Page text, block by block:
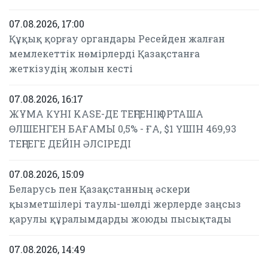
07.08.2026, 17:00
Құқық қорғау органдары Ресейден жалған
мемлекеттік нөмірлерді Қазақстанға
жеткізудің жолын кесті
07.08.2026, 16:17
ЖҰМА КҮНІ KASE-ДЕ ТЕҢГЕНІҢ ОРТАША
ӨЛШЕНГЕН БАҒАМЫ 0,5% - ҒА, $1 ҮШІН 469,93
ТЕҢГЕГЕ ДЕЙІН ӘЛСІРЕДІ
07.08.2026, 15:09
Беларусь пен Қазақстанның әскери
қызметшілері таулы-шөлді жерлерде заңсыз
қарулы құралымдарды жоюды пысықтады
07.08.2026, 14:49